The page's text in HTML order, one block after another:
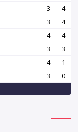
3
4
3
4
4
4
3
3
4
1
3 0